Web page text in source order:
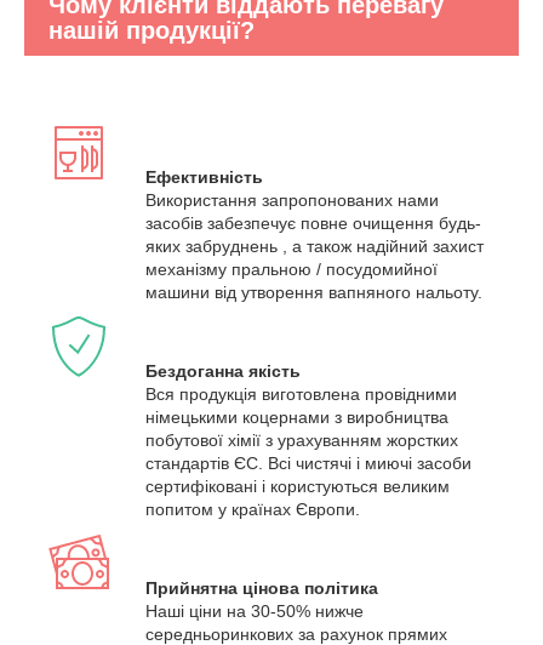
нашій продукції?
Ефективність
Використання запропонованих нами
засобів забезпечує повне очищення будь-
яких забруднень , а також надійний захист
механізму пральною / посудомийної
машини від утворення вапняного нальоту.
Бездоганна якість
Вся продукція виготовлена провідними
німецькими коцернами з виробництва
побутової хімії з урахуванням жорстких
стандартів ЄС. Всі чистячі і миючі засоби
сертифіковані і користуються великим
попитом у країнах Європи.
Прийнятна цінова політика
Наші ціни на 30-50% нижче
середньоринкових за рахунок прямих